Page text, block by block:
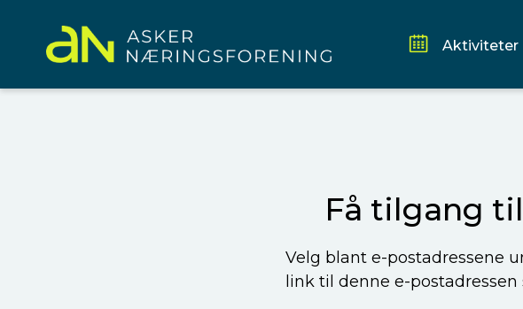
Aktiviteter
Få tilgang
Velg blant e-postadressene
link til denne e-